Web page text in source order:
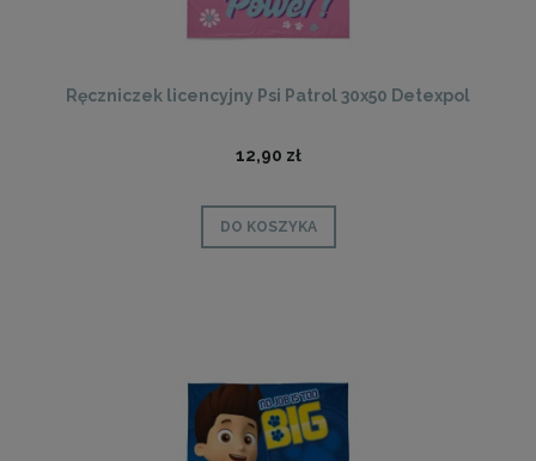
Ręczniczek licencyjny Psi Patrol 30x50 Detexpol
12,90 zł
DO KOSZYKA